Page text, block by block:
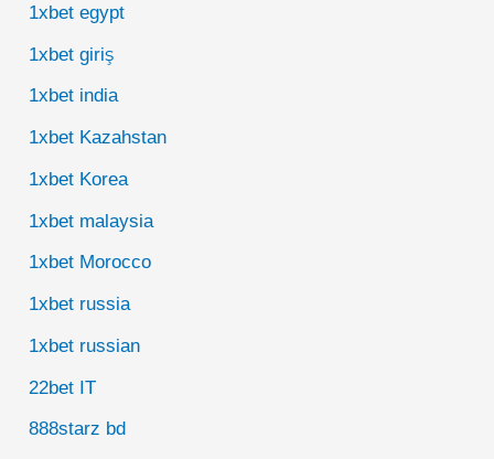
1xbet egypt
1xbet giriş
1xbet india
1xbet Kazahstan
1xbet Korea
1xbet malaysia
1xbet Morocco
1xbet russia
1xbet russian
22bet IT
888starz bd